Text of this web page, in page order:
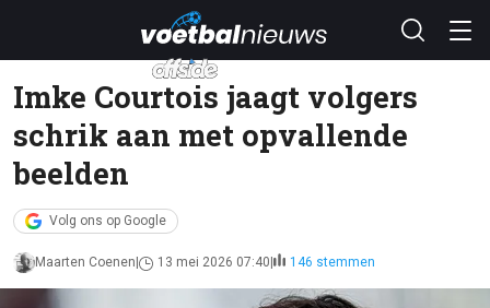
Imke Courtois jaagt volgers
schrik aan met opvallende
beelden
Volg ons op Google
Maarten Coenen 13 mei 2026 07:40 146 stemmen